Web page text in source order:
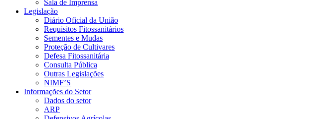
Sala de Imprensa
Legislação
Diário Oficial da União
Requisitos Fitossanitários
Sementes e Mudas
Proteção de Cultivares
Defesa Fitossanitária
Consulta Pública
Outras Legislações
NIMF’S
Informações do Setor
Dados do setor
ARP